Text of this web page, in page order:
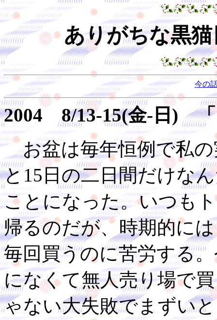
ありがちな黒
今の
2004 8/13-15(金-日) 「
お盆は毎年恒例で私の
と15日の二日間だけな
ことになった。いつも
帰るのだが、時期的に
毎回買うのに苦労する
になくて無人売り場で
ゃない大失敗でまずい